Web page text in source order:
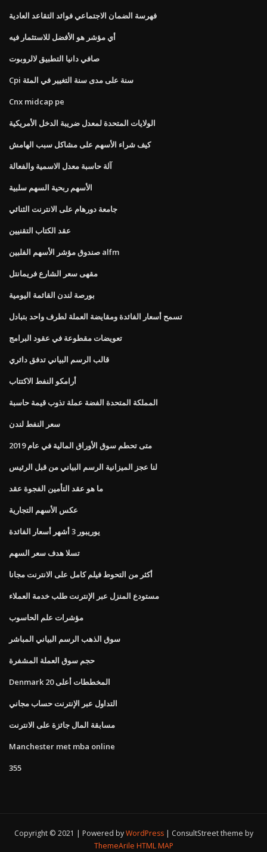
فهرسة الضمان الاجتماعي فوائد التقاعد العادية
أي مؤشر هو الأفضل للاستثمار فيه
صافي دانيا التطبيق لالروبوت
Cpi سنة على مدى سنة التغيير في المئة
Cnx midcap pe
الولايات المتحدة لمعدل ضريبة الدخل الأمريكية
كيف شراء الأسهم على مشاكل سبب الهامش
آلة حاسبة معدل الاسمية والفعالة
الأسهم ربحية السهم سلبية
جامعة دورهام على الانترنت الثنائي
عقد الكتاب التقنيين
صندوق مؤشر الأسهم الفلبين alfm
مقهى سعر الشارع فريمانتل
بورصة لندن القائمة اليومية
تسمح أسعار الفائدة ومقايضة العملة لطرف واحد بتبادل
تعويضات مقطوعة في عقود البرامج
قالب الرسم البياني تدفق دائري
أرامكو النفط الاكتتاب
المملكة المتحدة الفضة عملة تذوب قيمة حاسبة
سعر النفط لندن
متى تحطم سوق الأوراق المالية في عام 2019
لنا عجز الميزانية الرسم البياني من قبل الرئيس
ما هو عقد التأمين الفجوة عقد
عكس الأسهم التجارية
يوريبور 3 أشهر أسعار الفائدة
تسلا هدف سعر السهم
أكثر من التحوط فيلم كامل على الانترنت مجانا
مستودع المنزل عبر الإنترنت طلب خدمة العملاء
مؤشرات علم الحاسوب
سوق الذهب الرسم البياني المباشر
حجم سوق العملة المشفرة
Denmark المخططات أعلى 20
التداول عبر الإنترنت حساب مجاني
مسابقة المال جائزة على الانترنت
Manchester met mba online
355
Copyright © 2021 | Powered byWordPress
ConsultStreet theme by
ThemeArile HTML MAP